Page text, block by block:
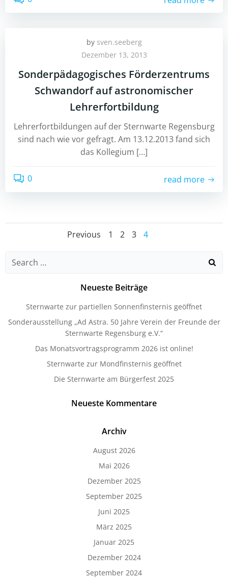
by sven.seeberg
Dezember 13, 2013
Sonderpädagogisches Förderzentrums
Schwandorf auf astronomischer
Lehrerfortbildung
Lehrerfortbildungen auf der Sternwarte Regensburg
sind nach wie vor gefragt. Am 13.12.2013 fand sich
das Kollegium […]
0 read more
Posts
Previous
Posts
Page
1 Page
2 Page
3 Page
4
Search
Neueste Beiträge
Sternwarte zur partiellen Sonnenfinsternis geöffnet
Sonderausstellung „Ad Astra. 50 Jahre Verein der Freunde der
Sternwarte Regensburg e.V.“
Das Monatsvortragsprogramm 2026 ist online!
Sternwarte zur Mondfinsternis geöffnet
Die Sternwarte am Bürgerfest 2025
Neueste Kommentare
Archiv
August 2026
Mai 2026
Dezember 2025
September 2025
Juni 2025
März 2025
Januar 2025
Dezember 2024
September 2024